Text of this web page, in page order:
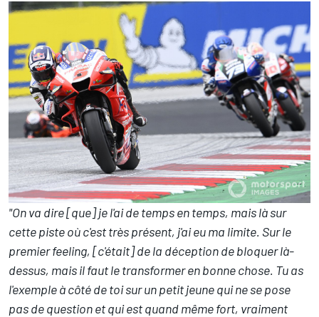
"On va dire [que] je l'ai de temps en temps, mais là sur
cette piste où c'est très présent, j'ai eu ma limite. Sur le
premier feeling, [c'était] de la déception de bloquer là-
dessus, mais il faut le transformer en bonne chose. Tu as
l'exemple à côté de toi sur un petit jeune qui ne se pose
pas de question et qui est quand même fort, vraiment